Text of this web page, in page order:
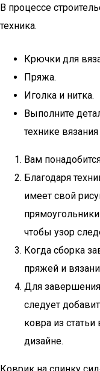
В процессе
техника.
Крючки для
Пряжа.
Иголка и нитка.
Выполните
технике
Вам
Благодаря
имеет свой
чтобы узор
Когда сборка
пряжей и
Для завершения
следует
ковра из
дизайне.